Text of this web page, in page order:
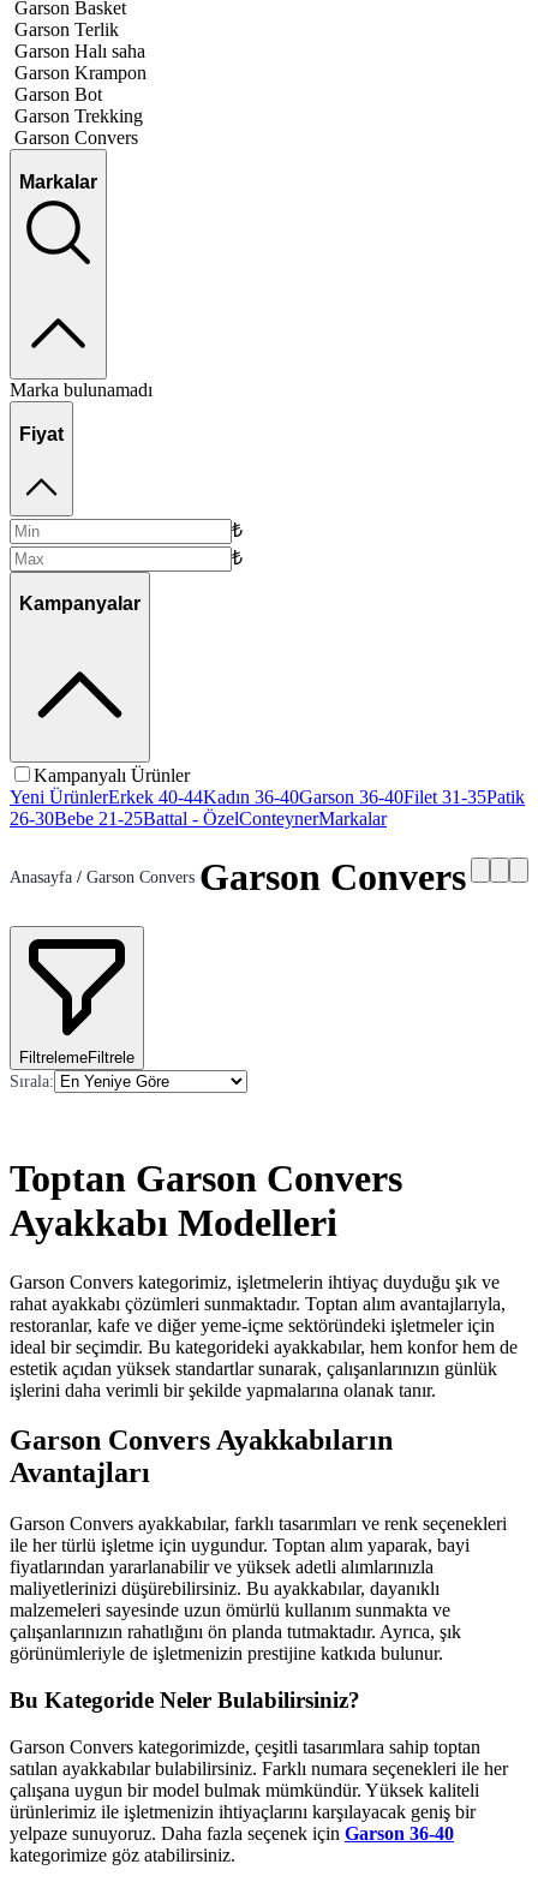
Garson Basket
Garson Terlik
Garson Halı saha
Garson Krampon
Garson Bot
Garson Trekking
Garson Convers
Markalar
Marka bulunamadı
Fiyat
₺
₺
Kampanyalar
Kampanyalı Ürünler
Yeni ÜrünlerErkek 40-44Kadın 36-40Garson 36-40Filet 31-35Patik
26-30Bebe 21-25Battal - ÖzelConteynerMarkalar
Anasayfa / Garson Convers Garson Convers
FiltrelemeFiltrele
Sırala:
Toptan Garson Convers
Ayakkabı Modelleri
Garson Convers kategorimiz, işletmelerin ihtiyaç duyduğu şık ve
rahat ayakkabı çözümleri sunmaktadır. Toptan alım avantajlarıyla,
restoranlar, kafe ve diğer yeme-içme sektöründeki işletmeler için
ideal bir seçimdir. Bu kategorideki ayakkabılar, hem konfor hem de
estetik açıdan yüksek standartlar sunarak, çalışanlarınızın günlük
işlerini daha verimli bir şekilde yapmalarına olanak tanır.
Garson Convers Ayakkabıların
Avantajları
Garson Convers ayakkabılar, farklı tasarımları ve renk seçenekleri
ile her türlü işletme için uygundur. Toptan alım yaparak, bayi
fiyatlarından yararlanabilir ve yüksek adetli alımlarınızla
maliyetlerinizi düşürebilirsiniz. Bu ayakkabılar, dayanıklı
malzemeleri sayesinde uzun ömürlü kullanım sunmakta ve
çalışanlarınızın rahatlığını ön planda tutmaktadır. Ayrıca, şık
görünümleriyle de işletmenizin prestijine katkıda bulunur.
Bu Kategoride Neler Bulabilirsiniz?
Garson Convers kategorimizde, çeşitli tasarımlara sahip toptan
satılan ayakkabılar bulabilirsiniz. Farklı numara seçenekleri ile her
çalışana uygun bir model bulmak mümkündür. Yüksek kaliteli
ürünlerimiz ile işletmenizin ihtiyaçlarını karşılayacak geniş bir
yelpaze sunuyoruz. Daha fazla seçenek için Garson 36-40
kategorimize göz atabilirsiniz.